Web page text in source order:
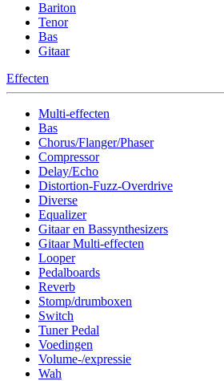
Bariton
Tenor
Bas
Gitaar
Effecten
Multi-effecten
Bas
Chorus/Flanger/Phaser
Compressor
Delay/Echo
Distortion-Fuzz-Overdrive
Diverse
Equalizer
Gitaar en Bassynthesizers
Gitaar Multi-effecten
Looper
Pedalboards
Reverb
Stomp/drumboxen
Switch
Tuner Pedal
Voedingen
Volume-/expressie
Wah